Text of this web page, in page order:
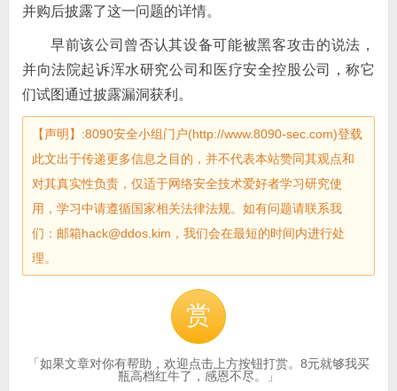
并购后披露了这一问题的详情。
早前该公司曾否认其设备可能被黑客攻击的说法，
并向法院起诉浑水研究公司和医疗安全控股公司，称它
们试图通过披露漏洞获利。
【声明】:8090安全小组门户(http://www.8090-sec.com)登载
此文出于传递更多信息之目的，并不代表本站赞同其观点和
对其真实性负责，仅适于网络安全技术爱好者学习研究使
用，学习中请遵循国家相关法律法规。如有问题请联系我
们：邮箱hack@ddos.kim，我们会在最短的时间内进行处
理。
赏
「如果文章对你有帮助，欢迎点击上方按钮打赏。8元就够我买
瓶高档红牛了，感恩不尽。」